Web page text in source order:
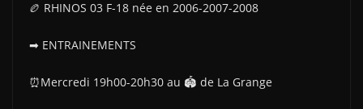
🏉 RHINOS 03 F-18 née en 2006-2007-2008
➡ ENTRAINEMENTS
⏰Mercredi 19h00-20h30 au 🏟 de La Grange